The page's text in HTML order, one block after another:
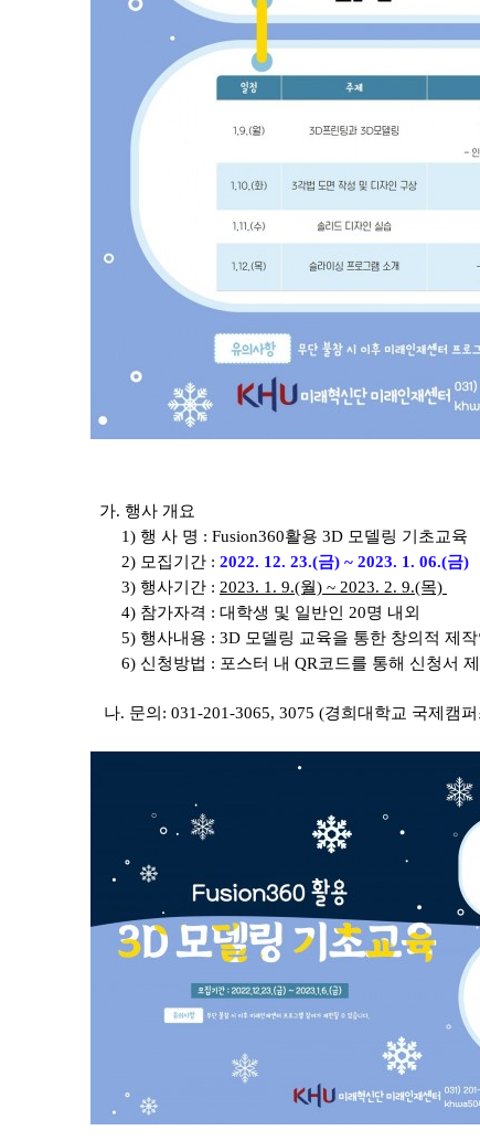
가. 행사 개요
1) 행 사 명 : Fusion360활용 3D 모델링 기초교육
2) 모집기간 : 2022. 12. 23.(금) ~ 2023. 1. 06.(금)
3) 행사기간 : 2023. 1. 9.(월) ~ 2023. 2. 9.(목)
4) 참가자격 : 대학생 및 일반인 20명 내외
5) 행사내용 : 3D 모델링 교육을 통한 창의적 제작
6) 신청방법 : 포스터 내 QR코드를 통해 신청서
나. 문의: 031-201-3065, 3075 (경희대학교 국제캠